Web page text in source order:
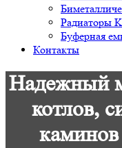
Радиаторы
Буферная
Контакты
Надежный
котлов,